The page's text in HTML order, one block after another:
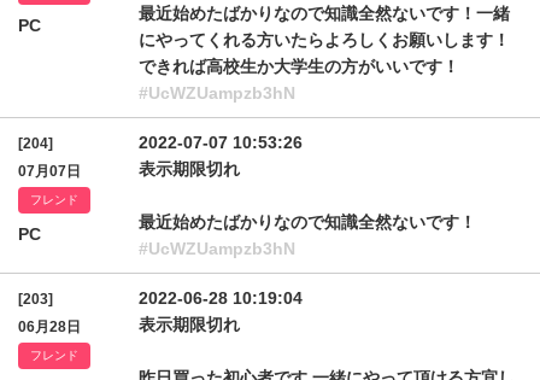
PC
最近始めたばかりなので知識全然ないです！一緒
にやってくれる方いたらよろしくお願いします！
できれば高校生か大学生の方がいいです！
#UcWZUampzb3hN
[204]
07月07日
フレンド
PC
2022-07-07 10:53:26
表示期限切れ
最近始めたばかりなので知識全然ないです！
#UcWZUampzb3hN
[203]
06月28日
フレンド
2022-06-28 10:19:04
表示期限切れ